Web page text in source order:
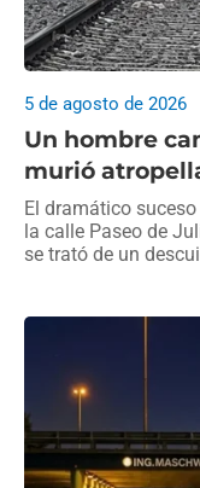
Un hombre
murió
5 de agosto de 2026
El dramático
la calle Paseo de
se trató de un